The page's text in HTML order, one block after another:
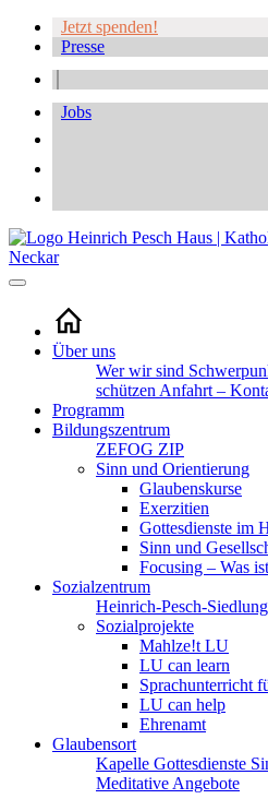
Jetzt spenden!
Presse
Jobs
Über uns
Wer wir sind
schützen Anfahrt –
Programm
Bildungszentrum
ZEFOG ZIP
Sinn und Orientierung
Glaubenskurse
Exerzitien
Gottesdienste im
Sinn und
Focusing – Was
Sozialzentrum
Heinrich-Pesch-Siedlung
Sozialprojekte
Mahlze!t LU
LU can learn
Sprachunterricht
LU can help
Ehrenamt
Glaubensort
Kapelle Gottesdienste
Meditative Angebote